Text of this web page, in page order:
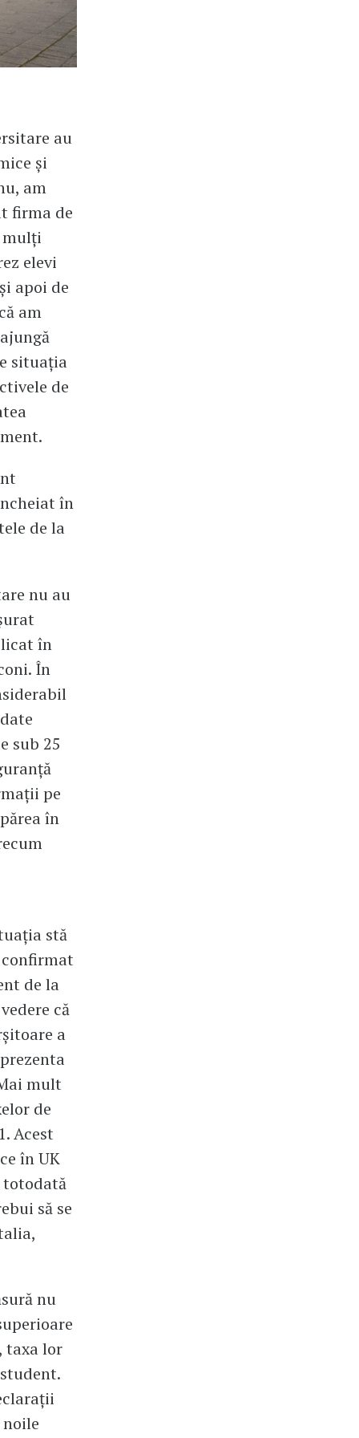
au
și
am
firma de
mulți
elevi
apoi de
am
situația
de
în
de la
nu au
în
În
sub 25
pe
în
stă
de la
că
a
mult
de
Acest
în UK
totodată
să se
nu
taxa lor